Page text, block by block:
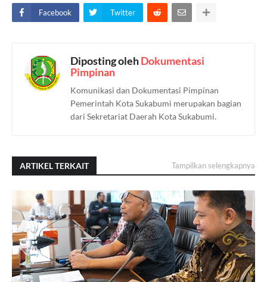
Facebook Twitter
Diposting olehDokumentasi
Pimpinan
Komunikasi dan Dokumentasi Pimpinan
Pemerintah Kota Sukabumi merupakan bagian
dari Sekretariat Daerah Kota Sukabumi.
ARTIKEL TERKAIT Tampilkan selengkapnya